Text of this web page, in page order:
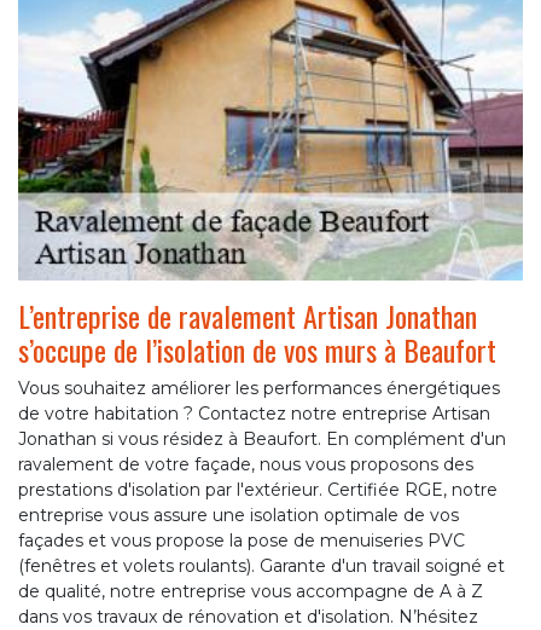
L’entreprise de ravalement Artisan Jonathan
s’occupe de l’isolation de vos murs à Beaufort
Vous souhaitez améliorer les performances énergétiques
de votre habitation ? Contactez notre entreprise Artisan
Jonathan si vous résidez à Beaufort. En complément d'un
ravalement de votre façade, nous vous proposons des
prestations d'isolation par l'extérieur. Certifiée RGE, notre
entreprise vous assure une isolation optimale de vos
façades et vous propose la pose de menuiseries PVC
(fenêtres et volets roulants). Garante d'un travail soigné et
de qualité, notre entreprise vous accompagne de A à Z
dans vos travaux de rénovation et d'isolation. N’hésitez